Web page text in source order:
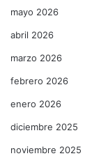
mayo 2026
abril 2026
marzo 2026
febrero 2026
enero 2026
diciembre 2025
noviembre 2025